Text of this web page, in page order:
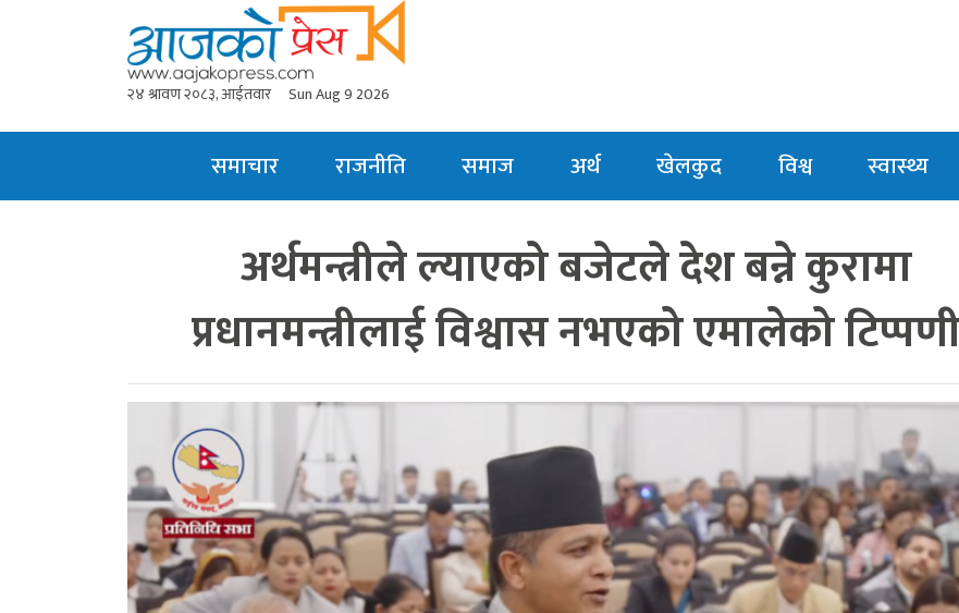
२४ श्रावण २०८३, आईतवार Sun Aug 9 2026
समाचार राजनीति समाज अर्थ खेलकुद विश्व स्वास्थ्य
अर्थमन्त्रीले ल्याएको बजेटले देश बन्ने कुरामा
प्रधानमन्त्रीलाई विश्वास नभएको एमालेको